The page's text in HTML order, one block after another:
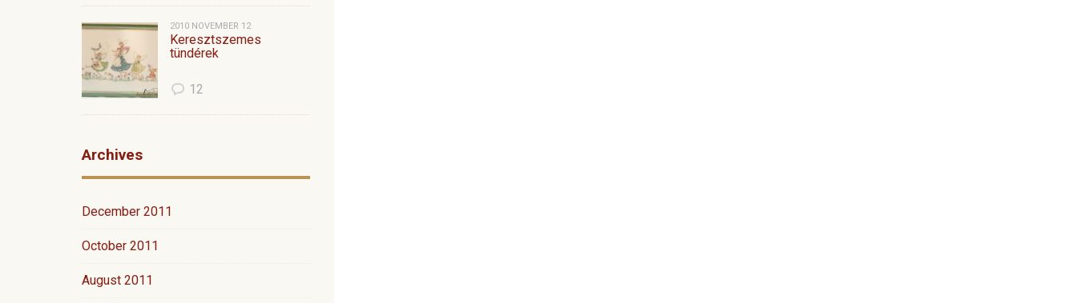
2010 NOVEMBER 12
Keresztszemes
tündérek
12
Archives
December 2011
October 2011
August 2011